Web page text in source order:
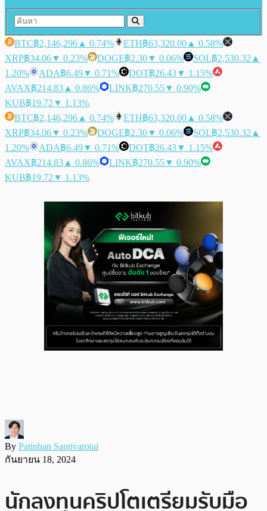
BTC฿2,146,296 ▲ 0.74% ETH฿63,320.00 ▲ 0.58%
XRP฿34.06▼ 0.23% DOGE฿2.30▼ 0.06% SOL฿2,530.32 ▲
1.20%
ADA฿6.49▼ 0.71% DOT฿26.43▼ 1.15%
AVAX฿214.83 ▲ 0.86% LINK฿270.55▼ 0.90%
KUB฿19.72 ▼ 1.13%
BTC฿2,146,296 ▲ 0.74% ETH฿63,320.00 ▲ 0.58%
XRP฿34.06▼ 0.23% DOGE฿2.30▼ 0.06% SOL฿2,530.32 ▲
1.20%
ADA฿6.49▼ 0.71% DOT฿26.43▼ 1.15%
AVAX฿214.83 ▲ 0.86% LINK฿270.55▼ 0.90%
KUB฿19.72 ▼ 1.13%
By Patiphan Santivarotai
กันยายน 18, 2024
นักลงทุนคริปโตเตรียมรับมือ